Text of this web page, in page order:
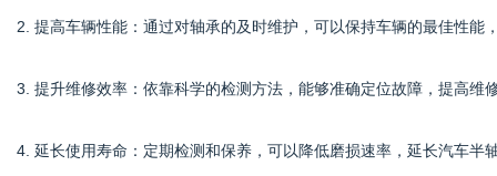
2. 提高车辆性能：通过对轴承的及时维护，可以保持车辆的最佳性能
3. 提升维修效率：依靠科学的检测方法，能够准确定位故障，提高维
4. 延长使用寿命：定期检测和保养，可以降低磨损速率，延长汽车半